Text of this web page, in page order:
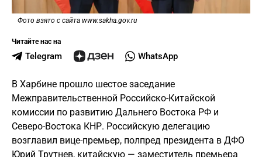
Фото взято с сайта www.sakha.gov.ru
Читайте нас на
Telegram WhatsApp
В Харбине прошло шестое заседание
Межправительственной Российско-Китайской
комиссии по развитию Дальнего Востока РФ и
Северо-Востока КНР. Российскую делегацию
возглавил вице-премьер, полпред президента в ДФО
Юрий Трутнев, китайскую — заместитель премьера